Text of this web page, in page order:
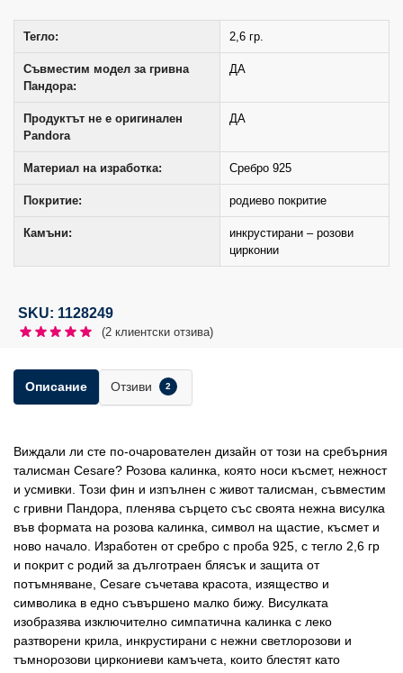
Тегло: 2,6 гр.
Съвместим модел за гривна
Пандора:
ДА
Продуктът не е оригинален
Pandora
ДА
Материал на изработка: Сребро 925
Покритие: родиево покритие
Камъни:
инкрустирани – розови
цирконии
SKU: 1128249
(2 клиентски отзива)
Описание Отзиви 2
Виждали ли сте по-очарователен дизайн от този на сребърния
талисман Cesare? Розова калинка, която носи късмет, нежност
и усмивки. Този фин и изпълнен с живот талисман, съвместим
с гривни Пандора, пленява сърцето със своята нежна висулка
във формата на розова калинка, символ на щастие, късмет и
ново начало. Изработен от сребро с проба 925, с тегло 2,6 гр
и покрит с родий за дълготраен блясък и защита от
потъмняване, Cesare съчетава красота, изящество и
символика в едно съвършено малко бижу. Висулката
изобразява изключително симпатична калинка с леко
разтворени крила, инкрустирани с нежни светлорозови и
тъмнорозови циркониеви камъчета, които блестят като